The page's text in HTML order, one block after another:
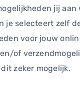
jij aan
je selecteert zelf
voor jouw
of
zeker mogelijk.